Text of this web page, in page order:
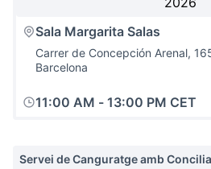
Sala Margarita Salas
Carrer de Concepción Arenal,
Barcelona
11:00 AM - 13:00 PM CET
Servei de Canguratge amb Concilia